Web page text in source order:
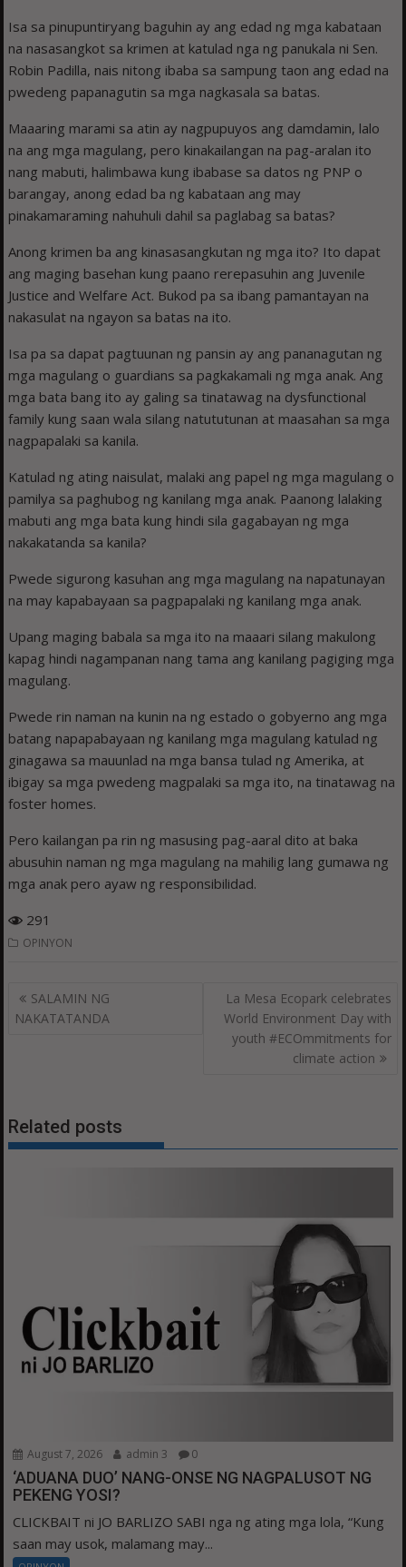
Isa sa pinupuntiryang baguhin ay ang edad ng mga kabataan
na nasasangkot sa krimen at katulad nga ng panukala ni Sen.
Robin Padilla, nais nitong ibaba sa sampung taon ang edad na
pwedeng papanagutin sa mga nagkasala sa batas.
Maaaring marami sa atin ay nagpupuyos ang damdamin, lalo
na ang mga magulang, pero kinakailangan na pag-aralan ito
nang mabuti, halimbawa kung ibabase sa datos ng PNP o
barangay, anong edad ba ng kabataan ang may
pinakamaraming nahuhuli dahil sa paglabag sa batas?
Anong krimen ba ang kinasasangkutan ng mga ito? Ito dapat
ang maging basehan kung paano rerepasuhin ang Juvenile
Justice and Welfare Act. Bukod pa sa ibang pamantayan na
nakasulat na ngayon sa batas na ito.
Isa pa sa dapat pagtuunan ng pansin ay ang pananagutan ng
mga magulang o guardians sa pagkakamali ng mga anak. Ang
mga bata bang ito ay galing sa tinatawag na dysfunctional
family kung saan wala silang natututunan at maasahan sa mga
nagpapalaki sa kanila.
Katulad ng ating naisulat, malaki ang papel ng mga magulang o
pamilya sa paghubog ng kanilang mga anak. Paanong lalaking
mabuti ang mga bata kung hindi sila gagabayan ng mga
nakakatanda sa kanila?
Pwede sigurong kasuhan ang mga magulang na napatunayan
na may kapabayaan sa pagpapalaki ng kanilang mga anak.
Upang maging babala sa mga ito na maaari silang makulong
kapag hindi nagampanan nang tama ang kanilang pagiging mga
magulang.
Pwede rin naman na kunin na ng estado o gobyerno ang mga
batang napapabayaan ng kanilang mga magulang katulad ng
ginagawa sa mauunlad na mga bansa tulad ng Amerika, at
ibigay sa mga pwedeng magpalaki sa mga ito, na tinatawag na
foster homes.
Pero kailangan pa rin ng masusing pag-aaral dito at baka
abusuhin naman ng mga magulang na mahilig lang gumawa ng
mga anak pero ayaw ng responsibilidad.
291
OPINYON
Post
navigation
SALAMIN NG
NAKATATANDA
La Mesa Ecopark celebrates
World Environment Day with
youth #ECOmmitments for
climate action
Related posts
August 7, 2026 admin 3 0
‘ADUANA DUO’ NANG-ONSE NG NAGPALUSOT NG
PEKENG YOSI?
CLICKBAIT ni JO BARLIZO SABI nga ng ating mga lola, “Kung
saan may usok, malamang may...